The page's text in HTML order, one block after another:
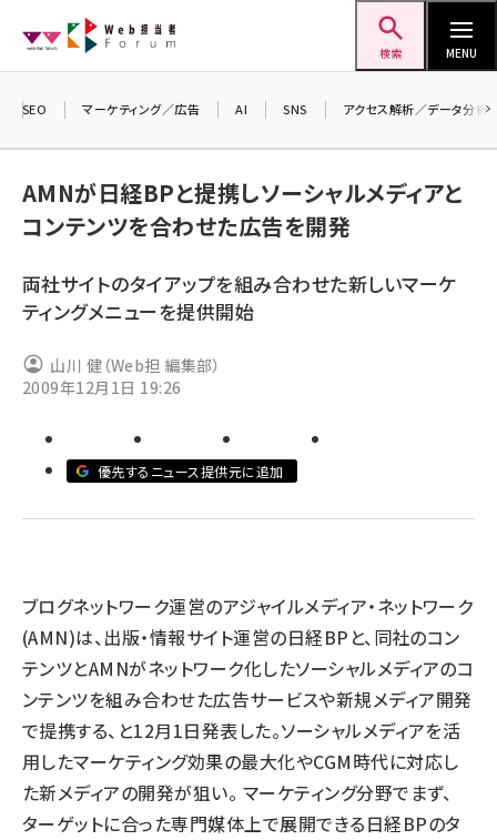
ン
検索 MENU
ai (2811)
note (2315)
z世代 (1623)
SEO マーケティング／広告 AI SNS アクセス解析／データ分析
AMNが日経BPと提携しソーシャルメディアと
コンテンツを合わせた広告を開発
両社サイトのタイアップを組み合わせた新しいマーケ
ティングメニューを提供開始
山川 健（Web担 編集部）
2009年12月1日 19:26
優先するニュース提供元に追加
ブログネットワーク運営のアジャイルメディア・ネットワーク
(AMN)は、出版・情報サイト運営の日経BPと、同社のコン
テンツとAMNがネットワーク化したソーシャルメディアのコ
ンテンツを組み合わせた広告サービスや新規メディア開発
で提携する、と12月1日発表した。ソーシャルメディアを活
用したマーケティング効果の最大化やCGM時代に対応し
た新メディアの開発が狙い。 マーケティング分野でまず、
ターゲットに合った専門媒体上で展開できる日経BPのタ
＼ 8
生成
るセ